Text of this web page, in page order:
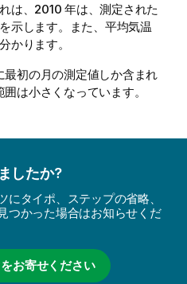
は、2010 年は、測定された
示します。また、平均気温
かります。
初の月の測定値しか含まれ
は小さくなっています。
したか?
タイポ、ステップの省略、
つかった場合はお知らせくだ
お寄せください